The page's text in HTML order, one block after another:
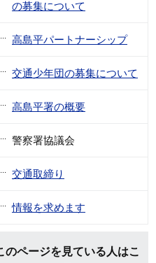
の募集について
高島平パートナーシップ
交通少年団の募集について
高島平署の概要
警察署協議会
交通取締り
情報を求めます
のページを見ている人はこ